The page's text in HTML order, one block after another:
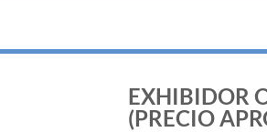
EXHIBIDOR
(PRECIO